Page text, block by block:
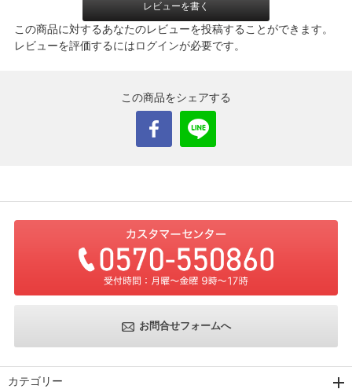
レビューを書く
この商品に対するあなたのレビューを投稿することができます。
レビューを評価するにはログインが必要です。
この商品をシェアする
お問合せフォームへ
カテゴリー